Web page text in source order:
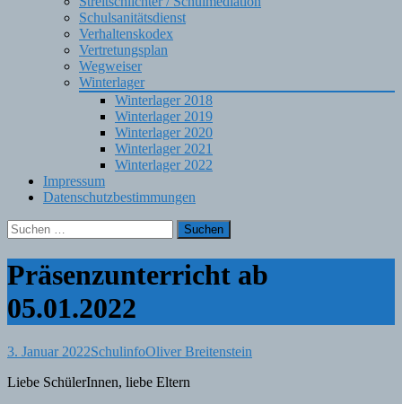
Schulsanitätsdienst
Verhaltenskodex
Vertretungsplan
Wegweiser
Winterlager
Winterlager 2018
Winterlager 2019
Winterlager 2020
Winterlager 2021
Winterlager 2022
Impressum
Datenschutzbestimmungen
Suchen
nach:
Präsenzunterricht ab
05.01.2022
3. Januar 2022SchulinfoOliver Breitenstein
Liebe SchülerInnen, liebe Eltern